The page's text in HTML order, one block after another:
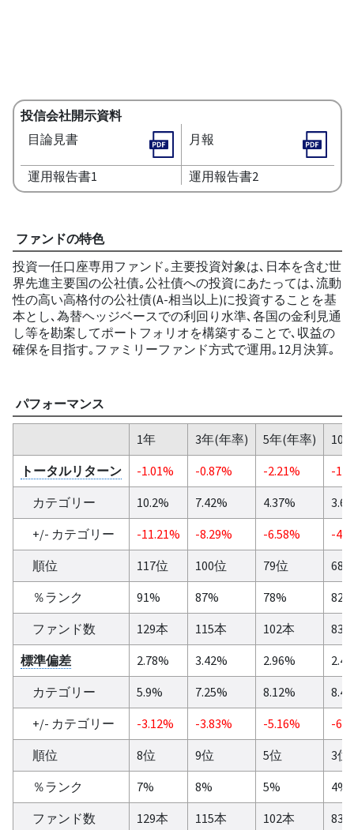
投信会社開示資料
目論見書
月報
運用報告書1 運用報告書2
ファンドの特色
投資一任口座専用ファンド｡主要投資対象は､日本を含む世
界先進主要国の公社債｡公社債への投資にあたっては､流動
性の高い高格付の公社債(A-相当以上)に投資することを基
本とし､為替ヘッジベースでの利回り水準､各国の金利見通
し等を勘案してポートフォリオを構築することで､収益の
確保を目指す｡ファミリーファンド方式で運用｡12月決算｡
パフォーマンス
1年 3年(年率) 5年(年率)
10
トータルリターン
-1.01% -0.87% -2.21%
-1%
カテゴリー
10.2% 7.42% 4.37%
+/- カテゴリー
-11.21% -8.29% -6.58%
-
順位
117位 100位 79位
68
％ランク
91% 87% 78%
82%
ファンド数
129本 115本 102本
83
標準偏差
2.78% 3.42% 2.96%
カテゴリー
5.9% 7.25% 8.12%
+/- カテゴリー
-3.12% -3.83% -5.16%
-
順位
8位 9位 5位
3位
％ランク
7% 8% 5%
4%
ファンド数
129本 115本 102本 83